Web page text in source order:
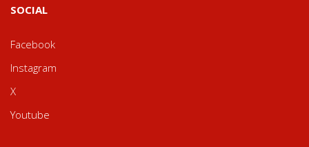
SOCIAL
Facebook
Instagram
X
Youtube